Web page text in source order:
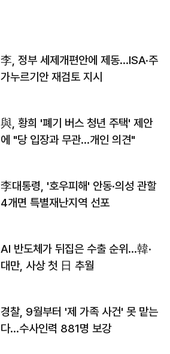
李, 정부 세제개편안에 제동…ISA·주
가누르기안 재검토 지시
與, 황희 '폐기 버스 청년 주택' 제안
에 "당 입장과 무관…개인 의견"
李대통령, '호우피해' 안동·의성 관할
4개면 특별재난지역 선포
AI 반도체가 뒤집은 수출 순위…韓·
대만, 사상 첫 日 추월
경찰, 9월부터 '제 가족 사건' 못 맡는
다…수사인력 881명 보강